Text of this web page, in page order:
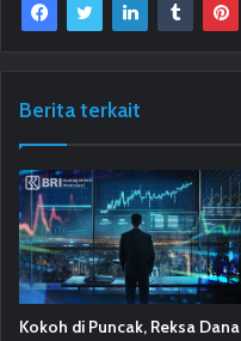
Berita terkait
Kokoh di Puncak, Reksa Dana